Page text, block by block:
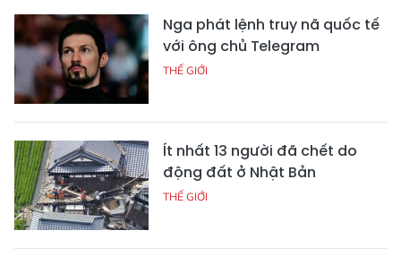
Nga phát lệnh truy nã quốc tế
với ông chủ Telegram
THẾ GIỚI
Ít nhất 13 người đã chết do
động đất ở Nhật Bản
THẾ GIỚI